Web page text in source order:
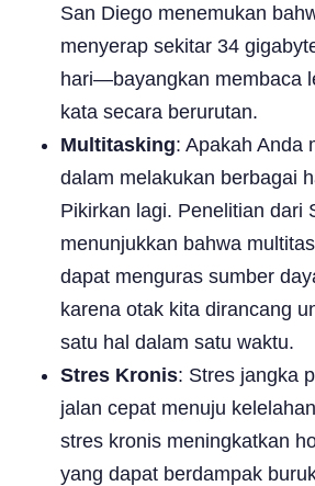
San Diego menemukan
menyerap sekitar 34
hari—bayangkan membaca
kata secara berurutan.
Multitasking: Apakah Anda
dalam melakukan berbagai
Pikirkan lagi. Penelitian dari
menunjukkan bahwa
dapat menguras sumber
karena otak kita dirancang
satu hal dalam satu waktu.
Stres Kronis: Stres jangka
jalan cepat menuju
stres kronis meningkatkan
yang dapat berdampak